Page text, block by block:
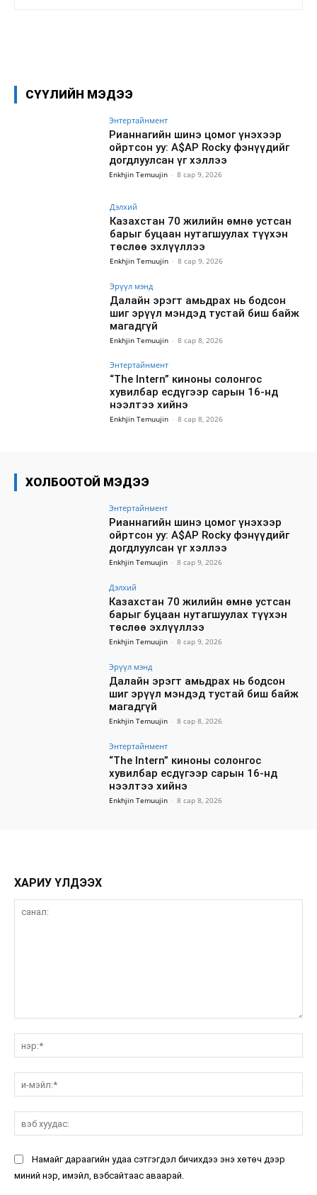
СҮҮЛИЙН МЭДЭЭ
Энтертайнмент
Рианнагийн шинэ цомог үнэхээр
ойртсон уу: A$AP Rocky фэнүүдийг
догдлуулсан үг хэллээ
Enkhjin Temuujin - 8 сар 9, 2026
Дэлхий
Казахстан 70 жилийн өмнө устсан
барыг буцаан нутагшуулах түүхэн
төслөө эхлүүллээ
Enkhjin Temuujin - 8 сар 9, 2026
Эрүүл мэнд
Далайн эрэгт амьдрах нь бодсон
шиг эрүүл мэндэд тустай биш байж
магадгүй
Enkhjin Temuujin - 8 сар 8, 2026
Энтертайнмент
“The Intern” киноны солонгос
хувилбар есдүгээр сарын 16-нд
нээлтээ хийнэ
Enkhjin Temuujin - 8 сар 8, 2026
ХОЛБООТОЙ МЭДЭЭ
Энтертайнмент
Рианнагийн шинэ цомог үнэхээр
ойртсон уу: A$AP Rocky фэнүүдийг
догдлуулсан үг хэллээ
Enkhjin Temuujin - 8 сар 9, 2026
Дэлхий
Казахстан 70 жилийн өмнө устсан
барыг буцаан нутагшуулах түүхэн
төслөө эхлүүллээ
Enkhjin Temuujin - 8 сар 9, 2026
Эрүүл мэнд
Далайн эрэгт амьдрах нь бодсон
шиг эрүүл мэндэд тустай биш байж
магадгүй
Enkhjin Temuujin - 8 сар 8, 2026
Энтертайнмент
“The Intern” киноны солонгос
хувилбар есдүгээр сарын 16-нд
нээлтээ хийнэ
Enkhjin Temuujin - 8 сар 8, 2026
ХАРИУ ҮЛДЭЭХ
Намайг дараагийн удаа сэтгэгдэл бичихдээ энэ хөтөч дээр
миний нэр, имэйл, вэбсайтаас аваарай.